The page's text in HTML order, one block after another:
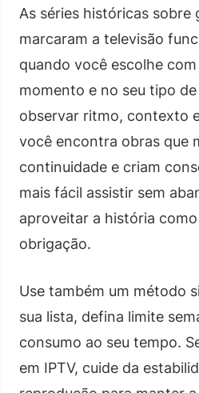
As séries históricas sobre
marcaram a televisão
quando você escolhe
momento e no seu tipo
observar ritmo, contexto
você encontra obras que
continuidade e criam
mais fácil assistir sem
aproveitar a história
obrigação.
Use também um método
sua lista, defina limite
consumo ao seu tempo.
em IPTV, cuide da